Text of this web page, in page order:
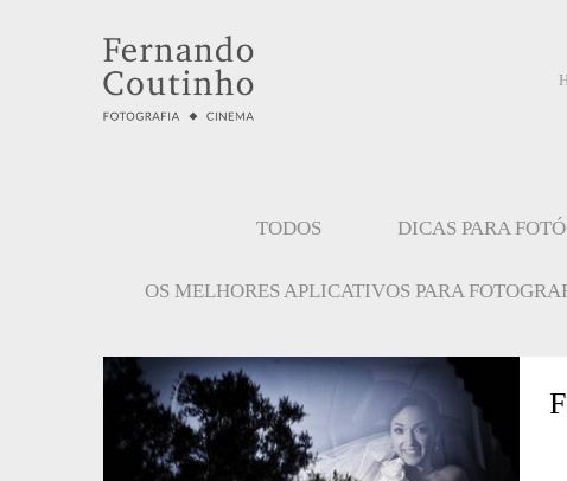
TODOS DICAS PARA
OS MELHORES APLICATIVOS PARA